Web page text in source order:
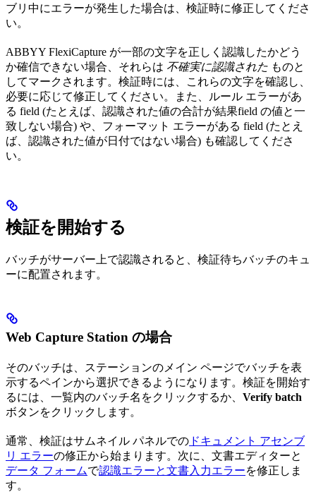
ブリ中にエラーが発生した場合は、検証時に修正してくださ
い。
ABBYY FlexiCapture が一部の文字を正しく認識したかどう
か確信できない場合、それらは 不確実に認識された ものと
してマークされます。検証時には、これらの文字を確認し、
必要に応じて修正してください。また、ルール エラーがあ
る field (たとえば、認識された値の合計が結果field の値と一
致しない場合) や、フォーマット エラーがある field (たとえ
ば、認識された値が日付ではない場合) も確認してくださ
い。
検証を開始する
バッチがサーバー上で認識されると、検証待ちバッチのキュ
ーに配置されます。
Web Capture Station の場合
そのバッチは、ステーションのメイン ページでバッチを表
示するペインから選択できるようになります。検証を開始す
るには、一覧内のバッチ名をクリックするか、 Verify batch
ボタンをクリックします。
通常、検証はサムネイル パネルでの ドキュメント アセンブ
リ エラーの修正から始まります。次に、文書エディターと
データ フォームで認識エラーと文書入力エラーを修正しま
す。